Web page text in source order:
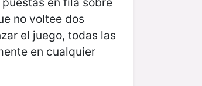
no voltee dos
el juego, todas las
en cualquier